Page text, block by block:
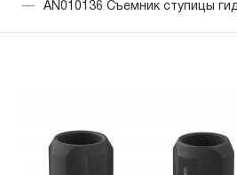
Золотая лихорадка
Уцененный товар
Забыли
AN010136 Съемник ступицы